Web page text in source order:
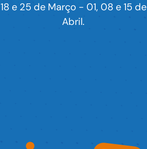
18 e 25 de Março - 01, 08 e 15 de
Abril.